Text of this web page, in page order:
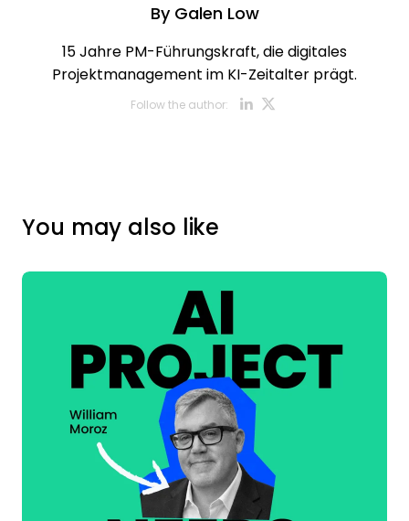
ByGalen Low
15 Jahre PM-Führungskraft, die digitales
Projektmanagement im KI-Zeitalter prägt.
Follow the author: Opens new
You may also like